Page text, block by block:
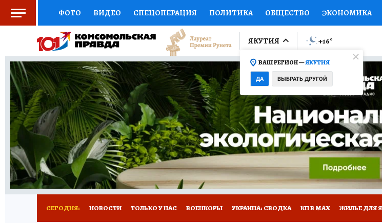
ФОТО ВИДЕО СПЕЦОПЕРАЦИЯ ПОЛИТИКА ОБЩЕСТВО ЭКОНОМИКА
СОЦПОДДЕРЖКА НАУКА СПОРТ КОЛУМНИСТЫ ПРОИСШЕСТВИЯ
ВЫБОР ЭКСПЕРТОВ ДОКТОР ФИНАНСЫ ОТКРЫВАЕМ МИР Я ЗНАЮ
КНИЖНАЯ ПОЛКА ПРОГНОЗЫ НА СПОРТ ПРОМОКОДЫ СЕРИАЛЫ
ПРЕСС-ЦЕНТР НЕДВИЖИМОСТЬ ТЕЛЕВИЗОР КОЛЛЕКЦИИ КОНКУРСЫ
РАДИО КП РЕКЛАМА ТЕСТЫ НОВОЕ НА САЙТЕ
ЯКУТИЯ
ВАШ РЕГИОН —ЯКУТИЯ
ДА ВЫБРАТЬ ДРУГОЙ
+16°
СЕГОДНЯ: НОВОСТИ ТОЛЬКО У НАС ВОЕНКОРЫ УКРАИНА: СВОДКА КП В МАХ ЖИЛЬЕ ДЛЯ